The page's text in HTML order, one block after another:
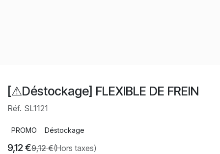
[⚠Déstockage] FLEXIBLE DE FREIN
Réf. SL1121
PROMO Déstockage
9,12€9,12€(Hors taxes)